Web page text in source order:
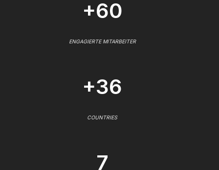
+60
ENGAGIERTE MITARBEITER
+36
COUNTRIES
7